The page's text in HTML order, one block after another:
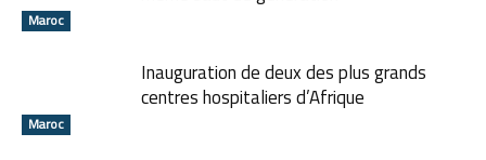
Maroc
Maroc
Inauguration de deux des plus grands
centres hospitaliers d’Afrique